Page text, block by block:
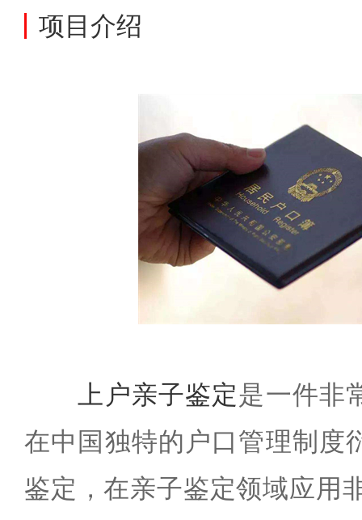
项目介绍
上户亲子鉴定是一件非
在中国独特的户口管理制度
鉴定，在亲子鉴定领域应用